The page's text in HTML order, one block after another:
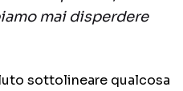
mai disperdere
sottolineare qualcosa